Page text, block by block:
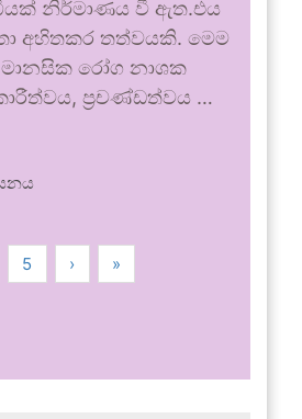
නිර්මාණය වී ඇත.එය
අහිතකර තත්වයකි. මෙම
රෝග නාශක
ප්‍රචණ්ඩත්වය …
5 › »